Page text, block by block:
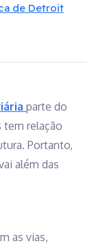
de Detroit
parte do
tem relação
Portanto,
além das
as vias,